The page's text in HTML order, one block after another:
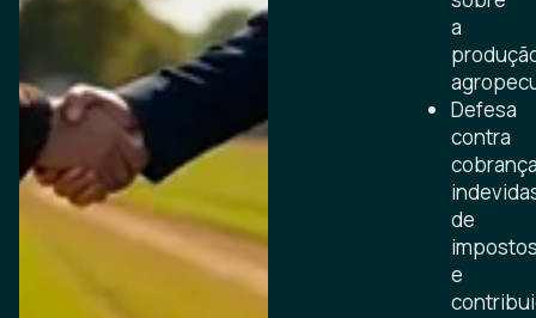
a
Defesa
contra
de
e